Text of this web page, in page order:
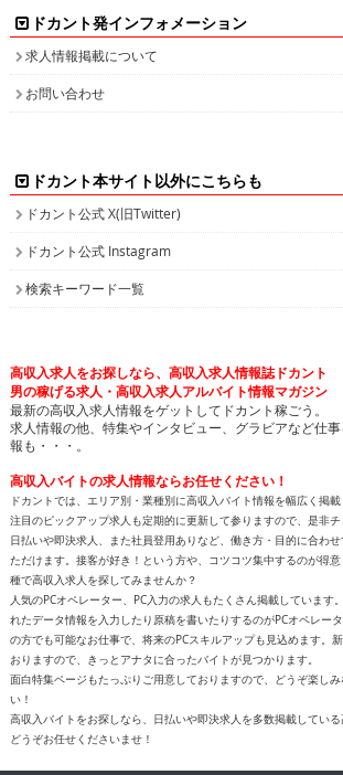
ドカント発インフォメーション
求人情報掲載について
お問い合わせ
ドカント本サイト以外にこちらも
ドカント公式 X(旧Twitter)
ドカント公式 Instagram
検索キーワード一覧
高収入求人をお探しなら、高収入求人情報誌ドカント
男の稼げる求人・高収入求人アルバイト情報マガジン
最新の高収入求人情報をゲットしてドカント稼ごう。
求人情報の他、特集やインタビュー、グラビアなど仕
報も・・・。
高収入バイトの求人情報ならお任せください！
ドカントでは、エリア別・業種別に高収入バイト情報を幅広く掲載
注目のピックアップ求人も定期的に更新して参りますので、是非チ
日払いや即決求人、また社員登用ありなど、働き方・目的に合わ
ただけます。接客が好き！という方や、コツコツ集中するのが得
種で高収入求人を探してみませんか？
人気のPCオペレーター、PC入力の求人もたくさん掲載しています
れたデータ情報を入力したり原稿を書いたりするのがPCオペレー
の方でも可能なお仕事で、将来のPCスキルアップも見込めます。
おりますので、きっとアナタに合ったバイトが見つかります。
面白特集ページもたっぷりご用意しておりますので、どうぞ楽し
い！
高収入バイトをお探しなら、日払いや即決求人を多数掲載してい
どうぞお任せくださいませ！